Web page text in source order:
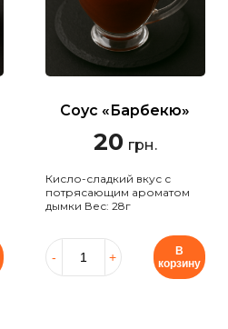
Соус «Барбекю»
20 грн.
Кисло-сладкий вкус с
потрясающим ароматом
дымки Вес: 28г
В
корзину